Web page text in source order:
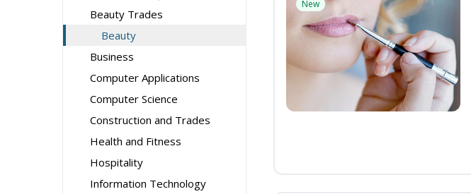
Beauty Trades
Beauty
Business
Computer Applications
Computer Science
Construction and Trades
Health and Fitness
Hospitality
Information Technology
New